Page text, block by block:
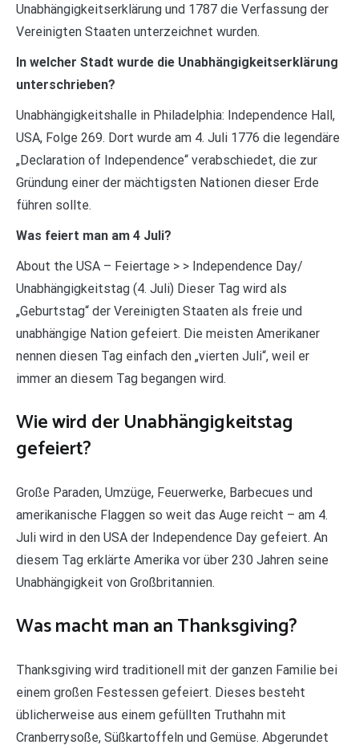
Unabhängigkeitserklärung und 1787 die Verfassung der
Vereinigten Staaten unterzeichnet wurden.
In welcher Stadt wurde die Unabhängigkeitserklärung
unterschrieben?
Unabhängigkeitshalle in Philadelphia: Independence Hall,
USA, Folge 269. Dort wurde am 4. Juli 1776 die legendäre
„Declaration of Independence“ verabschiedet, die zur
Gründung einer der mächtigsten Nationen dieser Erde
führen sollte.
Was feiert man am 4 Juli?
About the USA – Feiertage > > Independence Day/
Unabhängigkeitstag (4. Juli) Dieser Tag wird als
„Geburtstag“ der Vereinigten Staaten als freie und
unabhängige Nation gefeiert. Die meisten Amerikaner
nennen diesen Tag einfach den „vierten Juli“, weil er
immer an diesem Tag begangen wird.
Wie wird der Unabhängigkeitstag
gefeiert?
Große Paraden, Umzüge, Feuerwerke, Barbecues und
amerikanische Flaggen so weit das Auge reicht – am 4.
Juli wird in den USA der Independence Day gefeiert. An
diesem Tag erklärte Amerika vor über 230 Jahren seine
Unabhängigkeit von Großbritannien.
Was macht man an Thanksgiving?
Thanksgiving wird traditionell mit der ganzen Familie bei
einem großen Festessen gefeiert. Dieses besteht
üblicherweise aus einem gefüllten Truthahn mit
Cranberrysoße, Süßkartoffeln und Gemüse. Abgerundet